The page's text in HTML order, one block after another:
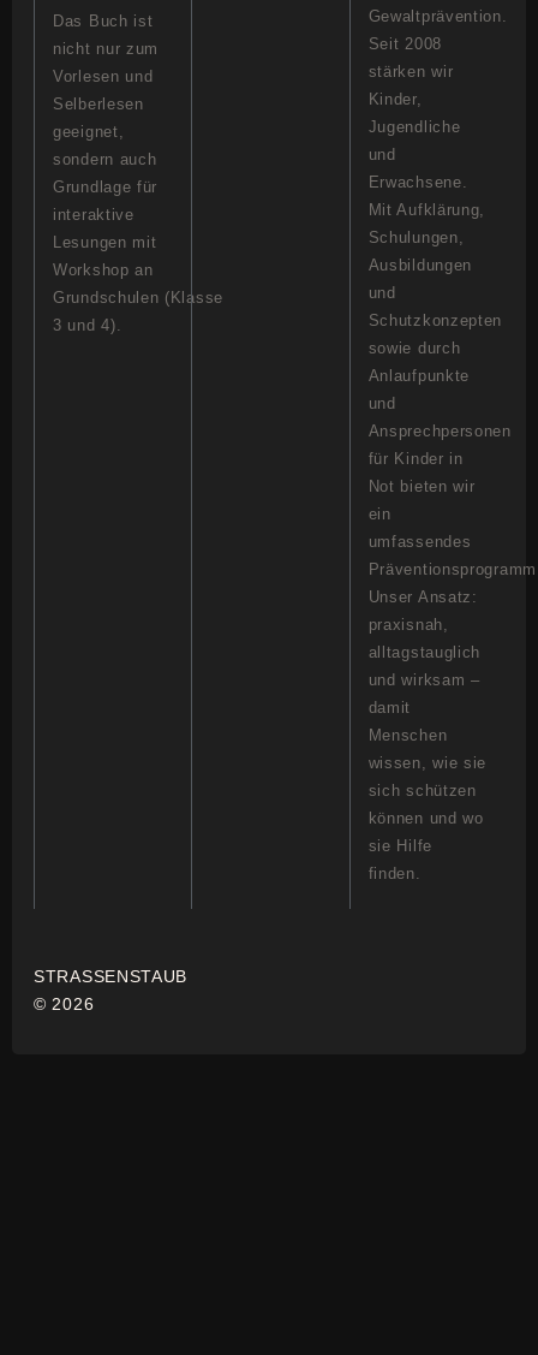
Das Buch ist
nicht nur zum
Vorlesen und
Selberlesen
geeignet,
sondern auch
Grundlage für
interaktive
Lesungen mit
Workshop an
Grundschulen (Klasse
3 und 4).
Gewaltprävention.
Seit 2008
stärken wir
Kinder,
Jugendliche
und
Erwachsene.
Mit Aufklärung,
Schulungen,
Ausbildungen
und
Schutzkonzepten
sowie durch
Anlaufpunkte
und
Ansprechpersonen
für Kinder in
Not bieten wir
ein
umfassendes
Unser Ansatz:
praxisnah,
alltagstauglich
und wirksam –
damit
Menschen
wissen, wie sie
sich schützen
können und wo
sie Hilfe
finden.
STRASSENSTAUB
© 2026